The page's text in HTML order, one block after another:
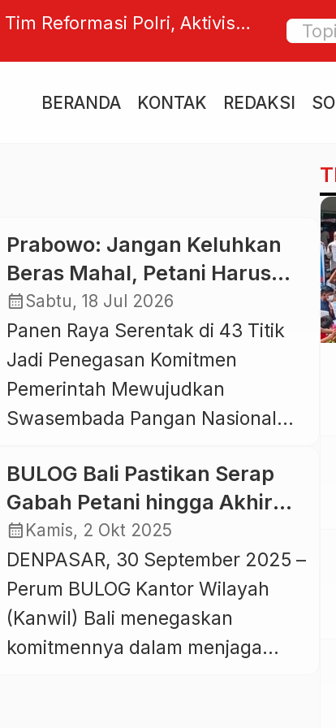
Reformasi Polri, Aktivis
Tiga
BERANDA KONTAK REDAKSI
Prabowo: Jangan Keluhkan
Beras Mahal, Petani Harus
Hidup Sejahtera
calendar_monthSabtu, 18 Jul 2026
Panen Raya Serentak di 43 Titik
Jadi Penegasan Komitmen
Pemerintah Mewujudkan
Swasembada Pangan Nasional
Subianto menegaskan bahwa
kesejahteraan petani harus
menjadi prioritas utama dalam
pembangunan sektor pertanian
nasional. Menurutnya, petani
merupakan ujung tombak
ketahanan pangan sehingga
BULOG Bali Pastikan Serap
Gabah Petani hingga Akhir
Tahun
calendar_month Kamis, 2 Okt 2025
DENPASAR, 30 September 2025 –
Perum BULOG Kantor Wilayah
(Kanwil) Bali menegaskan
komitmennya dalam menjaga